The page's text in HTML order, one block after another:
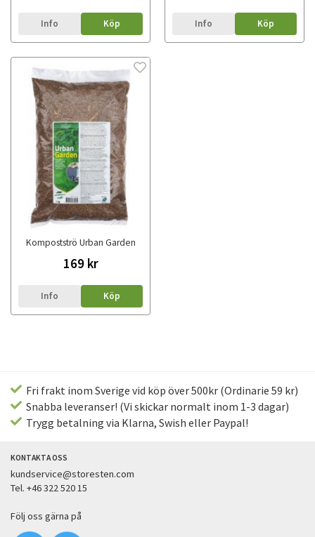
Info Köp Info Köp
Kompostströ Urban Garden
169 kr
Info Köp
Fri frakt inom Sverige vid köp över 500kr (Ordinarie 59 kr)
Snabba leveranser! (Vi skickar normalt inom 1-3 dagar)
Trygg betalning via Klarna, Swish eller Paypal!
KONTAKTA OSS
kundservice@storesten.com
Tel. +46 322 520 15
Följ oss gärna på